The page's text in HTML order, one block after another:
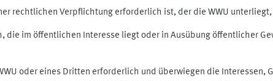
rechtlichen Verpflichtung erforderlich ist, der die WWU
im öffentlichen Interesse liegt oder in Ausübung öffentlicher
oder eines Dritten erforderlich und überwiegen die